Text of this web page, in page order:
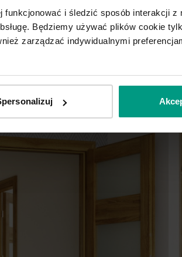
i śledzić sposób interakcji z
Będziemy używać plików cookie
zarządzać indywidualnymi